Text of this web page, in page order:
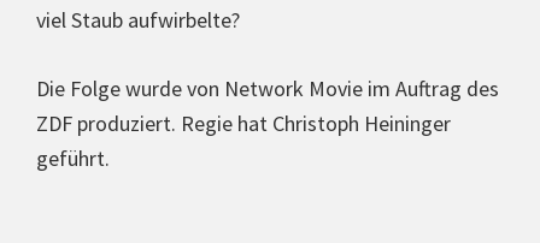
viel Staub aufwirbelte?
Die Folge wurde von Network Movie im Auftrag des
ZDF pro­du­ziert. Regie hat Christoph Heininger
geführt.